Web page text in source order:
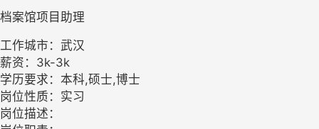
档案馆项目助理
工作城市：武汉
薪资：3k-3k
学历要求：本科,硕士,博士
岗位性质：实习
岗位描述：